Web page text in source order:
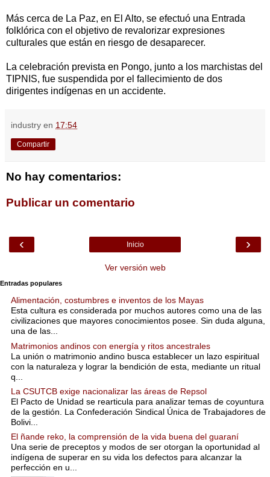
Más cerca de La Paz, en El Alto, se efectuó una Entrada
folklórica con el objetivo de revalorizar expresiones
culturales que están en riesgo de desaparecer.
La celebración prevista en Pongo, junto a los marchistas del
TIPNIS, fue suspendida por el fallecimiento de dos
dirigentes indígenas en un accidente.
industry en 17:54
Compartir
No hay comentarios:
Publicar un comentario
‹ ›
Inicio
Ver versión web
Entradas populares
Alimentación, costumbres e inventos de los Mayas
Esta cultura es considerada por muchos autores como una de las
civilizaciones que mayores conocimientos posee. Sin duda alguna,
una de las...
Matrimonios andinos con energía y ritos ancestrales
La unión o matrimonio andino busca establecer un lazo espiritual
con la naturaleza y lograr la bendición de esta, mediante un ritual
q...
La CSUTCB exige nacionalizar las áreas de Repsol
El Pacto de Unidad se rearticula para analizar temas de coyuntura
de la gestión. La Confederación Sindical Única de Trabajadores de
Bolivi...
El ñande reko, la comprensión de la vida buena del guaraní
Una serie de preceptos y modos de ser otorgan la oportunidad al
indígena de superar en su vida los defectos para alcanzar la
perfección en u...